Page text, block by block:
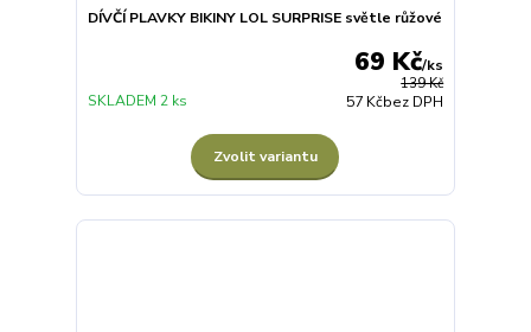
DÍVČÍ PLAVKY BIKINY LOL SURPRISE světle růžové
139 Kč
69 Kč/ks
57 Kčbez DPH
SKLADEM 2 ks
Zvolit variantu